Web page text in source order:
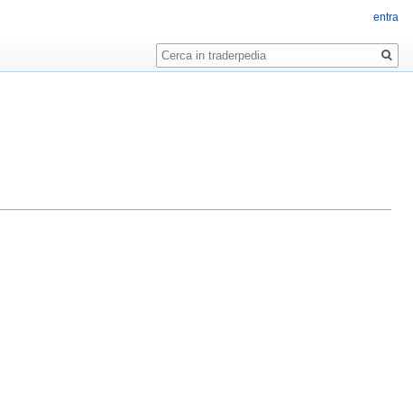
entra
Ricerca